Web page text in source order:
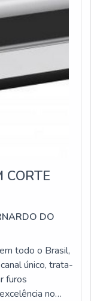
CORTE
DO
todo o Brasil,
único, trata-
furos
no